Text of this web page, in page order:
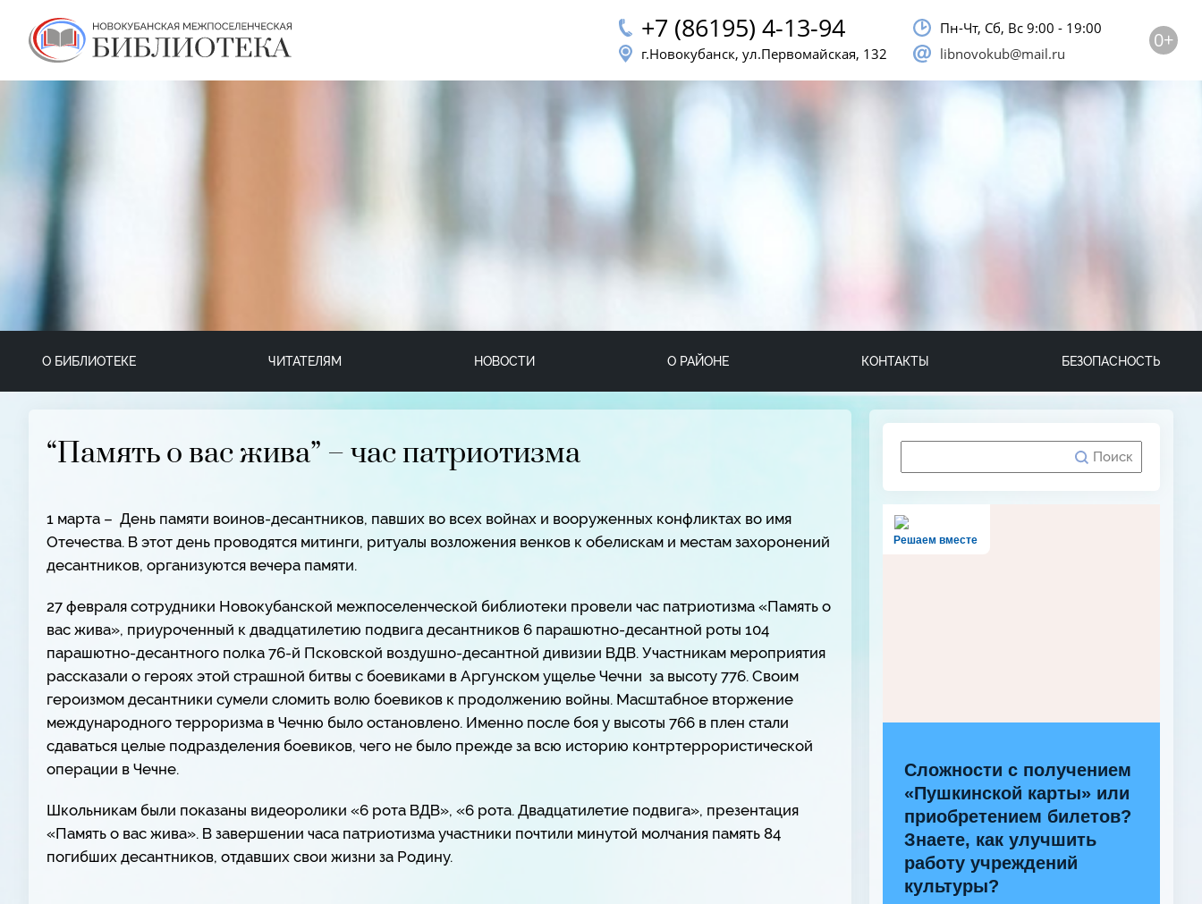
0+
+7 (86195) 4-13-94
г.Новокубанск, ул.Первомайская, 132
Пн-Чт, Сб, Bc 9:00 - 19:00
libnovokub@mail.ru
О БИБЛИОТЕКЕ ЧИТАТЕЛЯМ НОВОСТИ О РАЙОНЕ КОНТАКТЫ БЕЗОПАСНОСТЬ
“Память о вас жива” – час патриотизма
1 марта – День памяти воинов-десантников, павших во всех войнах и вооруженных конфликтах во имя
Отечества. В этот день проводятся митинги, ритуалы возложения венков к обелискам и местам захоронений
десантников, организуются вечера памяти.
27 февраля сотрудники Новокубанской межпоселенческой библиотеки провели час патриотизма «Память о
вас жива», приуроченный к двадцатилетию подвига десантников 6 парашютно-десантной роты 104
парашютно-десантного полка 76-й Псковской воздушно-десантной дивизии ВДВ. Участникам мероприятия
рассказали о героях этой страшной битвы с боевиками в Аргунском ущелье Чечни за высоту 776. Своим
героизмом десантники сумели сломить волю боевиков к продолжению войны. Масштабное вторжение
международного терроризма в Чечню было остановлено. Именно после боя у высоты 766 в плен стали
сдаваться целые подразделения боевиков, чего не было прежде за всю историю контртеррористической
операции в Чечне.
Школьникам были показаны видеоролики «6 рота ВДВ», «6 рота. Двадцатилетие подвига», презентация
«Память о вас жива». В завершении часа патриотизма участники почтили минутой молчания память 84
погибших десантников, отдавших свои жизни за Родину.
Решаем вместе
Сложности с получением
«Пушкинской карты» или
приобретением билетов?
Знаете, как улучшить
работу учреждений
культуры?